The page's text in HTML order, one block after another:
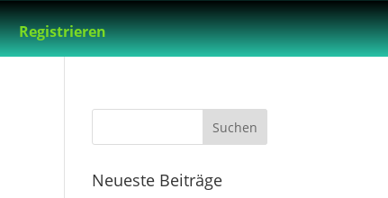
Registrieren
Neueste Beiträge